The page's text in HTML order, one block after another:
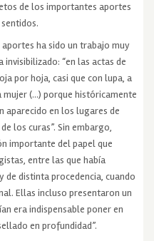
de los importantes aportes
ha sido un trabajo muy
“en las actas de
por hoja, casi que con lupa, a
mujer (…) porque históricamente
aparecido en los lugares de
los curas”. Sin embargo,
importante del papel que
entre las que había
de distinta procedencia, cuando
Ellas incluso presentaron un
era indispensable poner en
en profundidad”.